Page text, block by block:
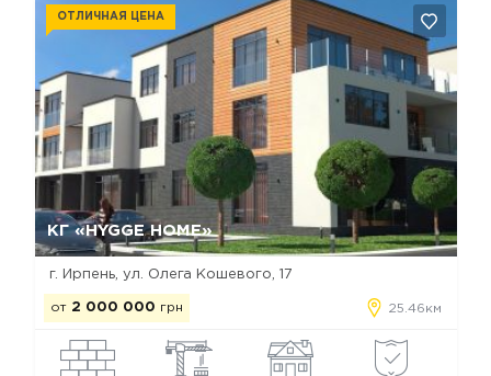
КГ «HYGGE HOME»
ОТЛИЧНАЯ ЦЕНА
г. Ирпень, ул. Олега Кошевого, 17
от 2 000 000 грн 25.46км
Да, удалить Отмена